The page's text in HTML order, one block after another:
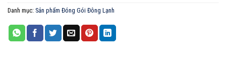
Danh mục: Sản phẩm Đóng Gói Đông Lạnh